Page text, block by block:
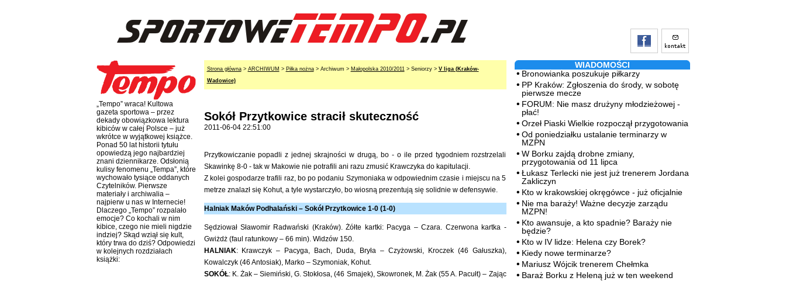
„Tempo” wraca! Kultowa
gazeta sportowa – przez
dekady obowiązkowa lektura
kibiców w całej Polsce – już
wkrótce w wyjątkowej książce.
Ponad 50 lat historii tytułu
opowiedzą jego najbardziej
znani dziennikarze. Odsłonią
kulisy fenomenu „Tempa”, które
wychowało tysiące oddanych
Czytelników. Pierwsze
materiały i archiwalia –
najpierw u nas w Internecie!
Dlaczego „Tempo” rozpalało
emocje? Co kochali w nim
kibice, czego nie mieli nigdzie
indziej? Skąd wziął się kult,
który trwa do dziś? Odpowiedzi
w kolejnych rozdziałach
książki:
Strona główna> ARCHIWUM > Piłka nożna> Archiwum > Małopolska 2010/2011> Seniorzy > V liga (Kraków-
Wadowice)
Sokół Przytkowice stracił skuteczność
2011-06-04 22:51:00
Przytkowiczanie popadli z jednej skrajności w drugą, bo - o ile przed tygodniem rozstrzelali
Skawinkę 8-0 - tak w Makowie nie potrafili ani razu zmusić Krawczyka do kapitulacji.
Z kolei gospodarze trafili raz, bo po podaniu Szymoniaka w odpowiednim czasie i miejscu na 5
metrze znalazł się Kohut, a tyle wystarczyło, bo wiosną prezentują się solidnie w defensywie.
Halniak Maków Podhalański – Sokół Przytkowice 1-0 (1-0)
Sędziował Sławomir Radwański (Kraków). Żółte kartki: Pacyga – Czara. Czerwona kartka -
Gwiżdż (faul ratunkowy – 66 min). Widzów 150.
HALNIAK: Krawczyk – Pacyga, Bach, Duda, Bryła – Czyżowski, Kroczek (46 Gałuszka),
Kowalczyk (46 Antosiak), Marko – Szymoniak, Kohut.
SOKÓŁ: K. Żak – Siemiński, G. Stokłosa, (46 Smajek), Skowronek, M. Żak (55 A. Pacułt) – Zając
WIADOMOŚCI
Bronowianka poszukuje piłkarzy
PP Kraków: Zgłoszenia do środy, w sobotę
pierwsze mecze
FORUM: Nie masz drużyny młodzieżowej -
płać!
Orzeł Piaski Wielkie rozpoczął przygotowania
Od poniedziałku ustalanie terminarzy w
MZPN
W Borku zajdą drobne zmiany,
przygotowania od 11 lipca
Łukasz Terlecki nie jest już trenerem Jordana
Zakliczyn
Kto w krakowskiej okręgówce - już oficjalnie
Nie ma baraży! Ważne decyzje zarządu
MZPN!
Kto awansuje, a kto spadnie? Baraży nie
będzie?
Kto w IV lidze: Helena czy Borek?
Kiedy nowe terminarze?
Mariusz Wójcik trenerem Chełmka
Baraż Borku z Heleną już w ten weekend